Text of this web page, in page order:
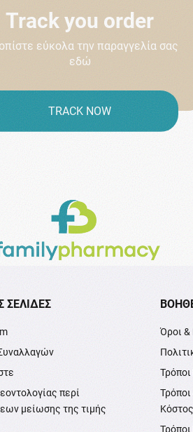
Track you order
εύκολα την παραγγελία σας
εδώ
TRACK NOW
ΣΕΛΊΔΕΣ
περί
μείωσης της τιμής
Όροι
Κόστος